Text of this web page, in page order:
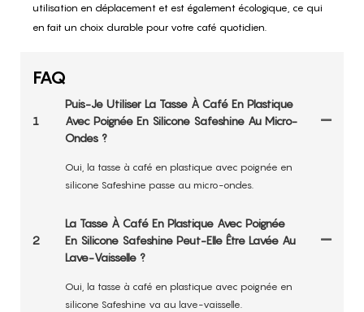
utilisation en déplacement et est également écologique, ce qui
en fait un choix durable pour votre café quotidien.
FAQ
1
Puis-Je Utiliser La Tasse À Café En Plastique
Avec Poignée En Silicone Safeshine Au Micro-
Ondes ?
Oui, la tasse à café en plastique avec poignée en
silicone Safeshine passe au micro-ondes.
2
La Tasse À Café En Plastique Avec Poignée
En Silicone Safeshine Peut-Elle Être Lavée Au
Lave-Vaisselle ?
Oui, la tasse à café en plastique avec poignée en
silicone Safeshine va au lave-vaisselle.